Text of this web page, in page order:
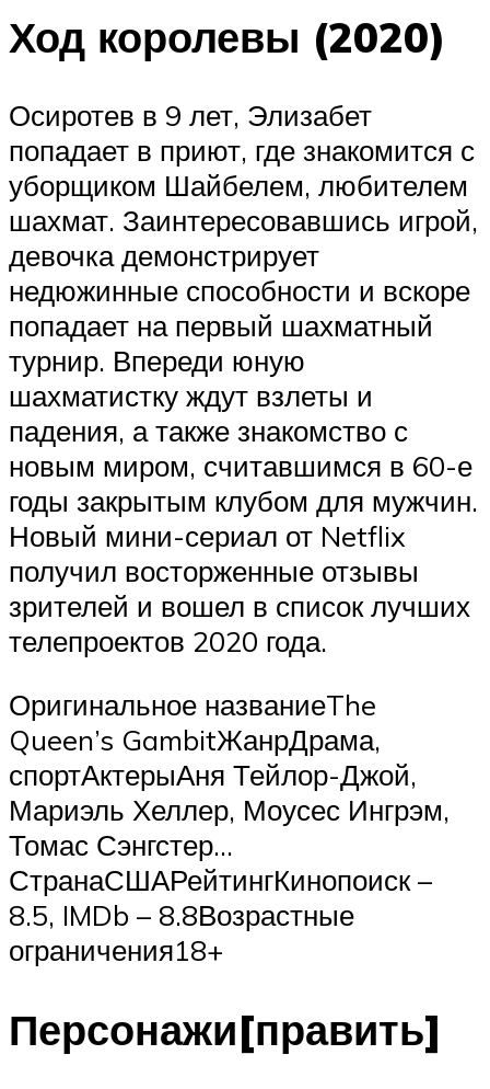
Ход королевы (2020)
Осиротев в 9 лет, Элизабет
попадает в приют, где знакомится с
уборщиком Шайбелем, любителем
шахмат. Заинтересовавшись игрой,
девочка демонстрирует
недюжинные способности и вскоре
попадает на первый шахматный
турнир. Впереди юную
шахматистку ждут взлеты и
падения, а также знакомство с
новым миром, считавшимся в 60-е
годы закрытым клубом для мужчин.
Новый мини-сериал от Netflix
получил восторженные отзывы
зрителей и вошел в список лучших
телепроектов 2020 года.
Оригинальное названиеThe
Queen’s GambitЖанрДрама,
спортАктерыАня Тейлор-Джой,
Мариэль Хеллер, Моусес Ингрэм,
Томас Сэнгстер…
СтранаСШАРейтингКинопоиск –
8.5, IMDb – 8.8Возрастные
ограничения18+
Персонажи[править]